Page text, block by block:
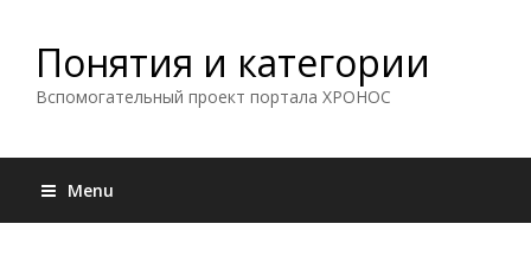
Понятия и категории
Вспомогательный проект портала ХРОНОС
Menu